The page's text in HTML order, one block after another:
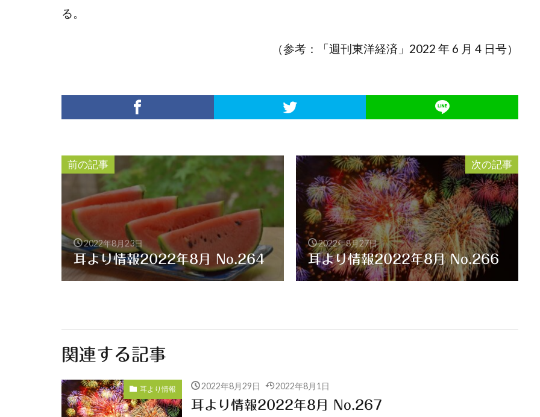
る。
（参考：「週刊東洋経済」2022 年 6 月 4 日号）
前の記事
2022年8月23日
耳より情報2022年8月 No.264
次の記事
2022年8月27日
耳より情報2022年8月 No.266
関連する記事
耳より情報 2022年8月29日 2022年8月1日
耳より情報2022年8月 No.267